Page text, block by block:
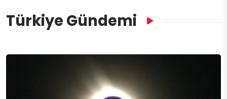
Türkiye Gündemi